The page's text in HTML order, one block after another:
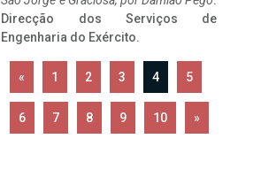
Direcção dos Serviços de
Engenharia do Exército.
« 1 2 3 4 5
6 7 8 9 10 »